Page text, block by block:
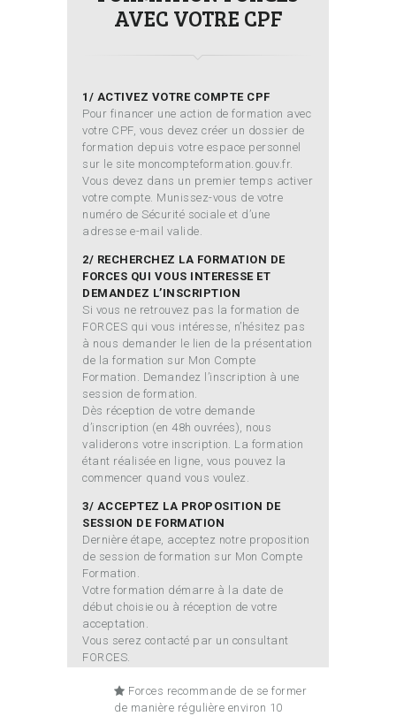
AVEC VOTRE CPF
1/ ACTIVEZ VOTRE COMPTE CPF
Pour financer une action de formation avec
votre CPF, vous devez créer un dossier de
formation depuis votre espace personnel
sur le site moncompteformation.gouv.fr.
Vous devez dans un premier temps activer
votre compte. Munissez-vous de votre
numéro de Sécurité sociale et d’une
adresse e-mail valide.
2/ RECHERCHEZ LA FORMATION DE
FORCES QUI VOUS INTERESSE ET
DEMANDEZ L’INSCRIPTION
Si vous ne retrouvez pas la formation de
FORCES qui vous intéresse, n’hésitez pas
à nous demander le lien de la présentation
de la formation sur Mon Compte
Formation. Demandez l’inscription à une
session de formation.
Dès réception de votre demande
d’inscription (en 48h ouvrées), nous
validerons votre inscription. La formation
étant réalisée en ligne, vous pouvez la
commencer quand vous voulez.
3/ ACCEPTEZ LA PROPOSITION DE
SESSION DE FORMATION
Dernière étape, acceptez notre proposition
de session de formation sur Mon Compte
Formation.
Votre formation démarre à la date de
début choisie ou à réception de votre
acceptation.
Vous serez contacté par un consultant
FORCES.
Forces recommande de se former
de manière régulière environ 10